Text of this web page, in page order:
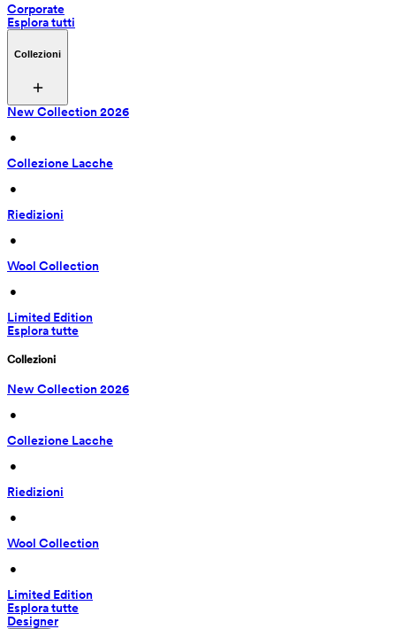
Corporate
Esplora tutti
Collezioni
New Collection 2026
•
Collezione Lacche
•
Riedizioni
•
Wool Collection
•
Limited Edition
Esplora tutte
Collezioni
New Collection 2026
•
Collezione Lacche
•
Riedizioni
•
Wool Collection
•
Limited Edition
Esplora tutte
Designer